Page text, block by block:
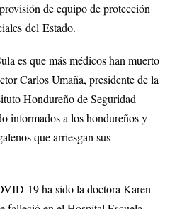
de equipo de protección
del Estado.
es que más médicos han muerto
Carlos Umaña, presidente de la
Hondureño de Seguridad
informados a los hondureños y
que arriesgan sus
19 ha sido la doctora Karen